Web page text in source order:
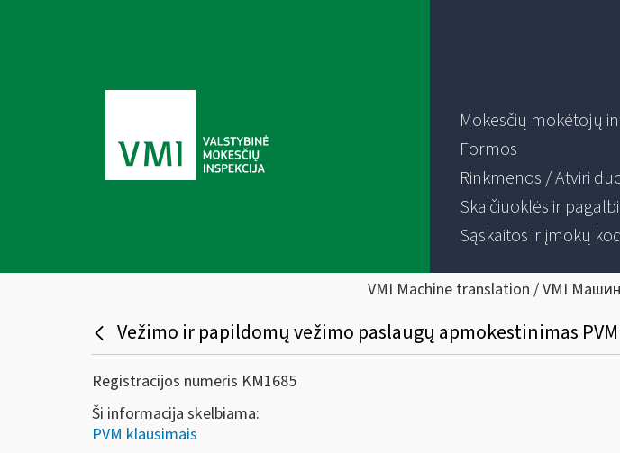
Mokesčių mokėtojų
Formos
Rinkmenos / Atviri
Skaičiuoklės ir
Sąskaitos ir įmokų
VMI Machine translation / VMI
Vežimo ir papildomų vežimo paslaugų apmokestinimas PVM
Registracijos numeris KM1685
Ši informacija skelbiama:
PVM klausimais